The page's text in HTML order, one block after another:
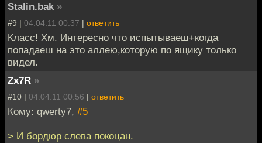
Stalin.bak »
#9 | 04.04.11 00:37 | ответить
Класс! Хм. Интересно что испытываеш+когда
попадаеш на это аллею,которую по ящику только
видел.
Zx7R »
#10 | 04.04.11 00:56 | ответить
Кому: qwerty7, #5
> И бордюр слева покоцан.